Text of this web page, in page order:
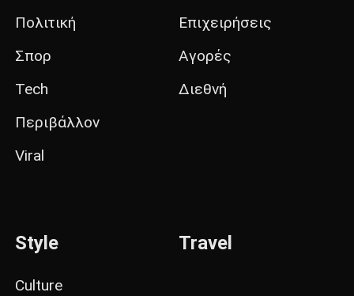
Πολιτική
Σπορ
Tech
Περιβάλλον
Viral
Επιχειρήσεις
Αγορές
Διεθνή
Style
Culture
Travel